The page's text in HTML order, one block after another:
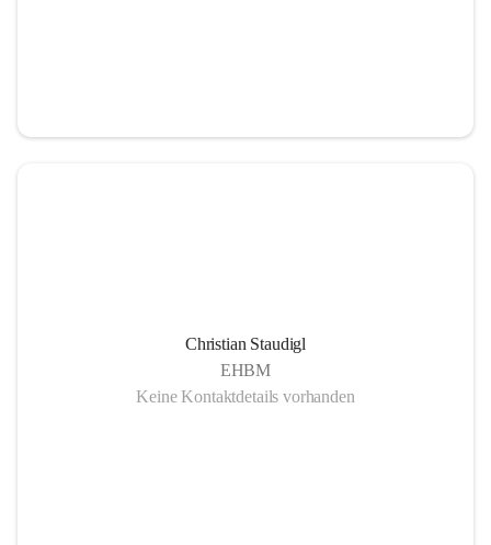
Christian Staudigl
EHBM
Keine Kontaktdetails vorhanden